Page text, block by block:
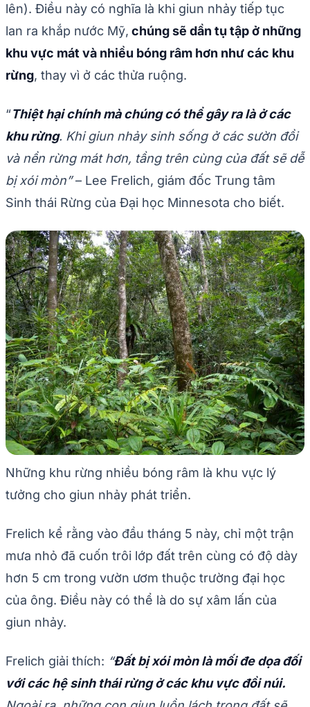
lên). Điều này có nghĩa là khi giun nhảy tiếp tục
lan ra khắp nước Mỹ, chúng sẽ dần tụ tập ở những
khu vực mát và nhiều bóng râm hơn như các khu
rừng, thay vì ở các thửa ruộng.
“Thiệt hại chính mà chúng có thể gây ra là ở các
khu rừng. Khi giun nhảy sinh sống ở các sườn đồi
và nền rừng mát hơn, tầng trên cùng của đất sẽ dễ
bị xói mòn”– Lee Frelich, giám đốc Trung tâm
Sinh thái Rừng của Đại học Minnesota cho biết.
Những khu rừng nhiều bóng râm là khu vực lý
tưởng cho giun nhảy phát triển.
Frelich kể rằng vào đầu tháng 5 này, chỉ một trận
mưa nhỏ đã cuốn trôi lớp đất trên cùng có độ dày
hơn 5 cm trong vườn ươm thuộc trường đại học
của ông. Điều này có thể là do sự xâm lấn của
giun nhảy.
Frelich giải thích: “Đất bị xói mòn là mối đe dọa đối
với các hệ sinh thái rừng ở các khu vực đồi núi.